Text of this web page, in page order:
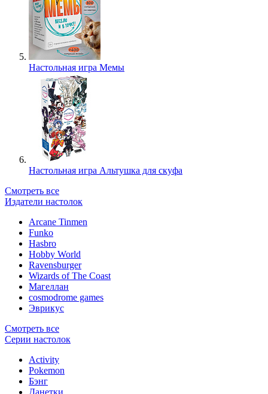
Настольная игра Мемы
Настольная игра Альтушка для скуфа
Смотреть все
Издатели настолок
Arcane Tinmen
Funko
Hasbro
Hobby World
Ravensburger
Wizards of The Coast
Магеллан
сosmodrome games
Эврикус
Смотреть все
Серии настолок
Activity
Pokemon
Бэнг
Данетки